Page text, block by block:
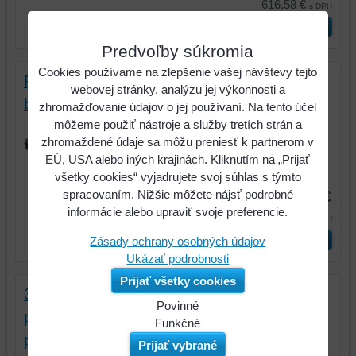
616,58 € s DPH
Redukčný tlakový ventil z maximálne 10,0
bar na 6,2 bar
Redukčný tlakový ventil z maximálne
10,0 bar na 6,2 bar
Kód: 515.3366
60 €
73,80 € s DPH
ks Vložiť do košíka
3/8" MONSTER Xtremelight mini
pneumatický nárazový uťahovač s
prepínacou páčkou, 108 Nm
Predvoľby súkromia
Cookies používame na zlepšenie vašej návštevy tejto
webovej stránky, analýzu jej výkonnosti a
zhromažďovanie údajov o jej používaní. Na tento účel
môžeme použiť nástroje a služby tretích strán a
zhromaždené údaje sa môžu preniesť k partnerom v
EÚ, USA alebo iných krajinách. Kliknutím na „Prijať
všetky cookies“ vyjadrujete svoj súhlas s týmto
spracovaním. Nižšie môžete nájsť podrobné
informácie alebo upraviť svoje preferencie.
Zásady ochrany osobných údajov
Ukázať podrobnosti
Prijať všetky cookies
Povinné
Funkčné
Prijať vybrané